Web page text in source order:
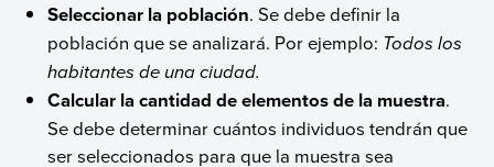
Seleccionar la población. Se debe definir la
población que se analizará. Por ejemplo: Todos los
habitantes de una ciudad.
Calcular la cantidad de elementos de la muestra.
Se debe determinar cuántos individuos tendrán que
ser seleccionados para que la muestra sea